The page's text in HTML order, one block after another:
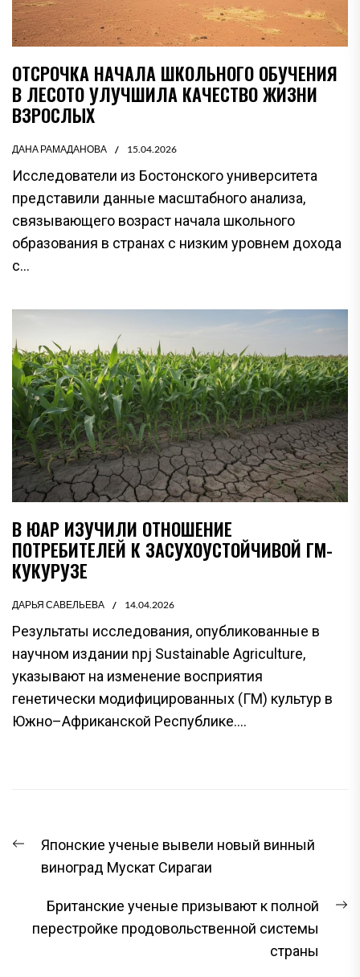
ОТСРОЧКА НАЧАЛА ШКОЛЬНОГО ОБУЧЕНИЯ
В ЛЕСОТО УЛУЧШИЛА КАЧЕСТВО ЖИЗНИ
ВЗРОСЛЫХ
ДАНА РАМАДАНОВА 15.04.2026
Исследователи из Бостонского университета
представили данные масштабного анализа,
связывающего возраст начала школьного
образования в странах с низким уровнем дохода
с...
В ЮАР ИЗУЧИЛИ ОТНОШЕНИЕ
ПОТРЕБИТЕЛЕЙ К ЗАСУХОУСТОЙЧИВОЙ ГМ-
КУКУРУЗЕ
ДАРЬЯ САВЕЛЬЕВА 14.04.2026
Результаты исследования, опубликованные в
научном издании npj Sustainable Agriculture,
указывают на изменение восприятия
генетически модифицированных (ГМ) культур в
Южно–Африканской Республике....
ПО
ЗАПИСЯМ
Предыдущая
запись:
Японские ученые вывели новый винный
виноград Мускат Сирагаи
Британские ученые призывают к полной
перестройке продовольственной системы
страны